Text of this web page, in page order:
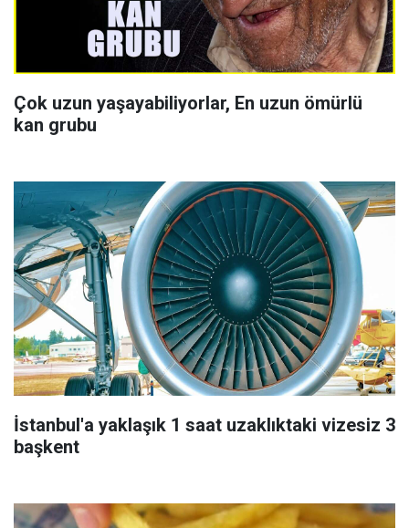
Çok uzun yaşayabiliyorlar, En uzun ömürlü
kan grubu
İstanbul'a yaklaşık 1 saat uzaklıktaki vizesiz 3
başkent